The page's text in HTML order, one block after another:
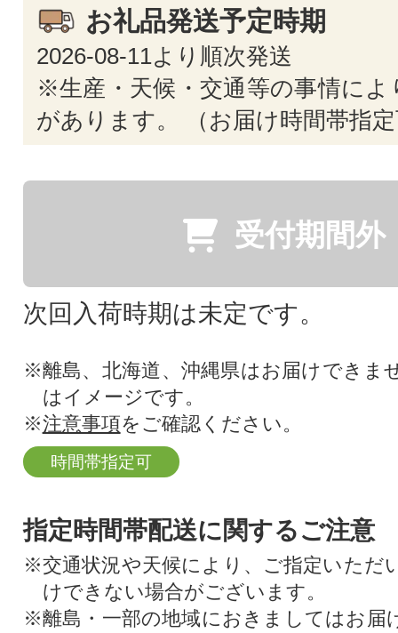
お礼品発送予定時期
2026-08-11より順次発送
※生産・天候・交通等の事情によ
があります。 （お届け時間帯指
受付期間外
次回入荷時期は未定です。
※離島、北海道、沖縄県はお届けできま
はイメージです。
※注意事項をご確認ください。
時間帯指定可
指定時間帯配送に関するご注意
※交通状況や天候により、ご指定いただ
けできない場合がございます。
※離島・一部の地域におきましてはお届